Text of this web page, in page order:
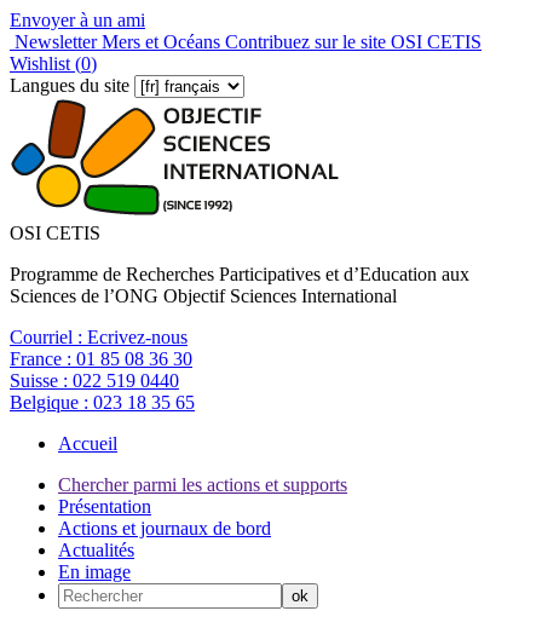
Envoyer à un ami
Newsletter Mers et Océans Contribuez sur le site OSI CETIS
Wishlist (0)
Langues du site
OSI CETIS
Programme de Recherches Participatives et d’Education aux
Sciences de l’ONG Objectif Sciences International
Courriel : Ecrivez-nous
France : 01 85 08 36 30
Suisse : 022 519 0440
Belgique : 023 18 35 65
Accueil
Chercher parmi les actions et supports
Présentation
Actions et journaux de bord
Actualités
En image